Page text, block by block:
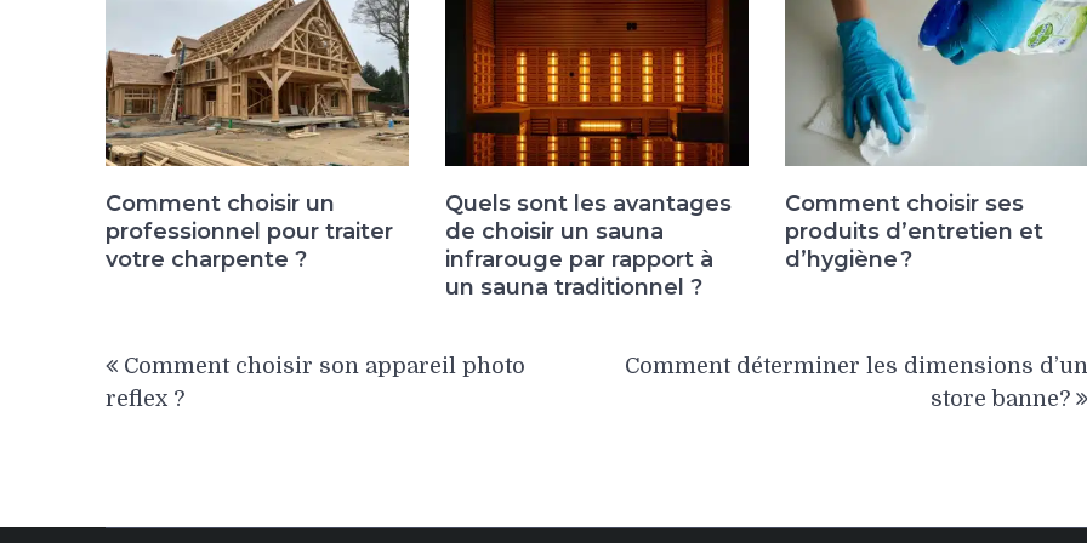
Comment choisir un
professionnel pour traiter
votre charpente ?
Quels sont les avantages
de choisir un sauna
infrarouge par rapport à
un sauna traditionnel ?
Comment choisir ses
produits d’entretien et
d’hygiène ?
de
Comment choisir son appareil photo
reflex ?
Comment déterminer les dimensions d’un
store banne?